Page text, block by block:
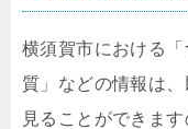
横須賀市における
質」などの情報は
見ることができま